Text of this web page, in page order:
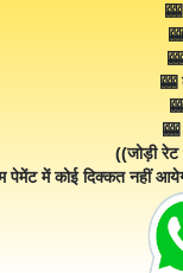
🎰
🎰
((जोड़ी
पेमेंट में कोई दिक्कत नहीं